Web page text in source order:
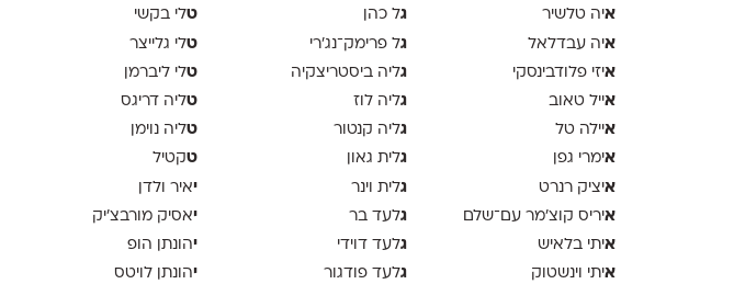
איה טלשיר
איה עבדלאל
איזי פלודבינסקי
אייל טאוב
איילה טל
אימרי גפן
איציק רנרט
איריס קוצ׳מר עם־שלם
איתי בלאיש
איתי וינשטוק
גל כהן
גל פרימק־נג׳רי
גליה ביסטריצקיה
גליה לוז
גליה קנטור
גלית גאון
גלית וינר
גלעד בר
גלעד דוידי
גלעד פודגור
טלי בקשי
טלי גלייצר
טלי ליברמן
טליה דריגס
טליה נוימן
טקטיל
יאיר ולדן
יאסיק מורבצ'יק
יהונתן הופ
יהונתן לויטס